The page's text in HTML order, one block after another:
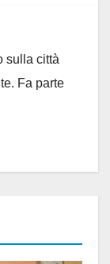
sulla città
Fa parte